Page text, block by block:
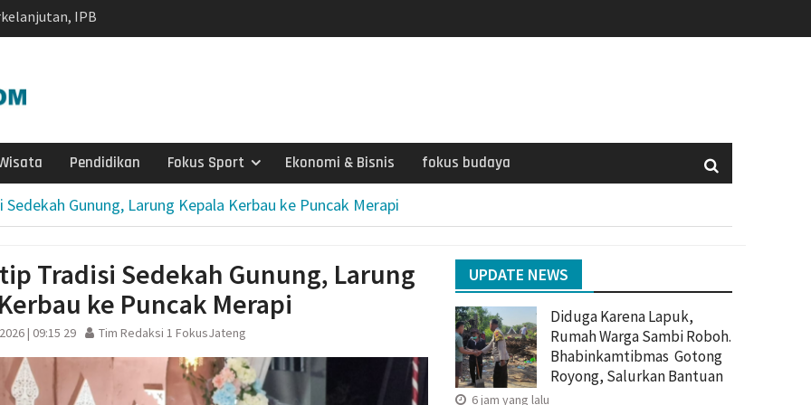
Timor di Surakarta
dan Kebakaran
Kemarau
DPR RI dan BPS
Capaian Sudah
di Tengaran
Bantuan
Pemprov Siapkan
Triliun
di Wonosegoro,
Demi
Pendidikan Fokus Sport Ekonomi & Bisnis fokus budaya
Gunung, Larung Kepala Kerbau ke Puncak Merapi
Tradisi Sedekah Gunung, Larung
ke Puncak Merapi
| 09:15 29 Tim Redaksi 1 FokusJateng
UPDATE NEWS
Diduga Karena Lapuk,
Rumah Warga Sambi Roboh.
Bhabinkamtibmas Gotong
Royong, Salurkan Bantuan
6 jam yang lalu